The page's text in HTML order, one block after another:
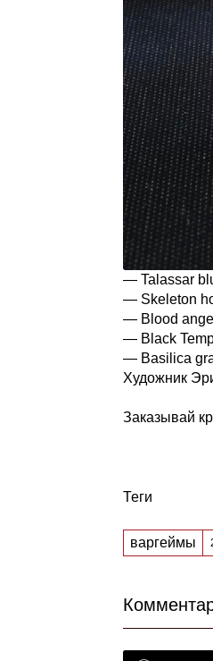
— Talassar
— Skeleton
— Blood
— Black
— Basilica
Художник
Заказывай
Теги
варгеймы